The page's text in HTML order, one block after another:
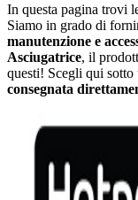
In questa pagina trovi
Siamo in grado di
manutenzione e
Asciugatrice, il
questi! Scegli qui
consegnata